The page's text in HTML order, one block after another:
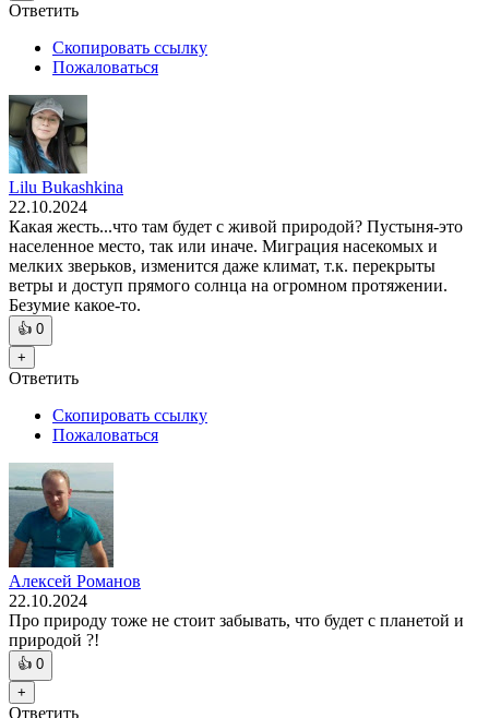
Ответить
Скопировать ссылку
Пожаловаться
Lilu Bukashkina
22.10.2024
Какая жесть...что там будет с живой природой? Пустыня-это
населенное место, так или иначе. Миграция насекомых и
мелких зверьков, изменится даже климат, т.к. перекрыты
ветры и доступ прямого солнца на огромном протяжении.
Безумие какое-то.
👍 0
+
Ответить
Скопировать ссылку
Пожаловаться
Алексей Романов
22.10.2024
Про природу тоже не стоит забывать, что будет с планетой и
природой ?!
👍 0
+
Ответить